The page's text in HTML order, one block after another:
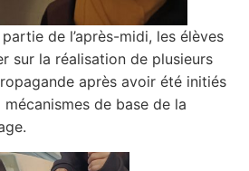
de l’après-midi, les élèves
sur la réalisation de plusieurs
après avoir été initiés
de base de la